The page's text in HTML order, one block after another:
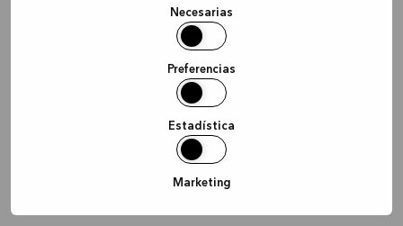
Necesarias
Preferencias
Estadística
Marketing